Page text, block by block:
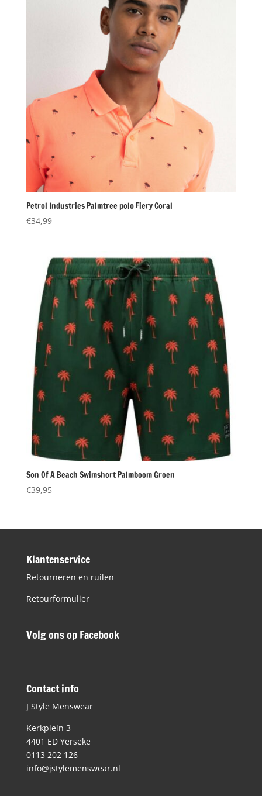
Petrol Industries Palmtree polo Fiery Coral
€34,99
Son Of A Beach Swimshort Palmboom Groen
€39,95
Klantenservice
Retourneren en ruilen
Retourformulier
Volg ons op Facebook
Contact info
J Style Menswear
Kerkplein 3
4401 ED Yerseke
0113 202 126
info@jstylemenswear.nl